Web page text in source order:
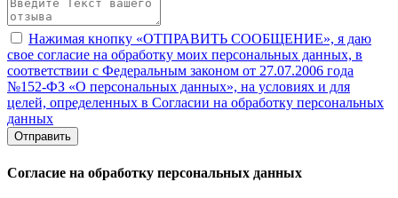
Нажимая кнопку «ОТПРАВИТЬ СООБЩЕНИЕ», я даю
свое согласие на обработку моих персональных данных, в
соответствии с Федеральным законом от 27.07.2006 года
№152-ФЗ «О персональных данных», на условиях и для
целей, определенных в Согласии на обработку персональных
данных
Отправить
Согласие на обработку персональных данных